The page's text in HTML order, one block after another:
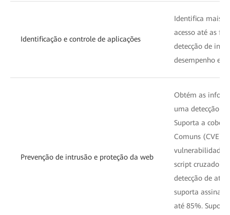
Identificação e controle de aplicações
Identifica mais
acesso até as
detecção de
desempenho e a
Prevenção de intrusão e proteção da web
Obtém as
uma detecção
Suporta a
Comuns (CVE).
script cruzado),
detecção de
suporta
até 85%.